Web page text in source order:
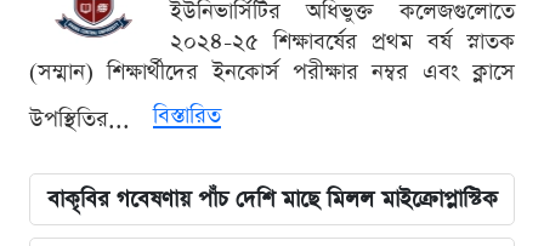
ইউনিভার্সিটির অধিভুক্ত কলেজগুলোতে
২০২৪-২৫ শিক্ষাবর্ষের প্রথম বর্ষ স্নাতক
(সম্মান) শিক্ষার্থীদের ইনকোর্স পরীক্ষার নম্বর এবং ক্লাসে
উপস্থিতির...
বিস্তারিত
বাকৃবির গবেষণায় পাঁচ দেশি মাছে মিলল মাইক্রোপ্লাস্টিক